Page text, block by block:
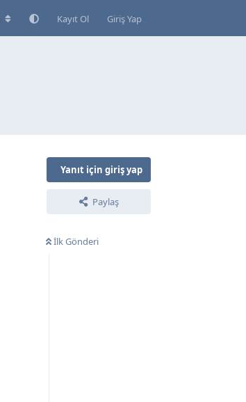
Kayıt Ol Giriş Yap
Yanıt için giriş yap
Paylaş
İlk Gönderi